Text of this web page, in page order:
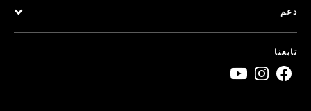
دعم
تابعنا